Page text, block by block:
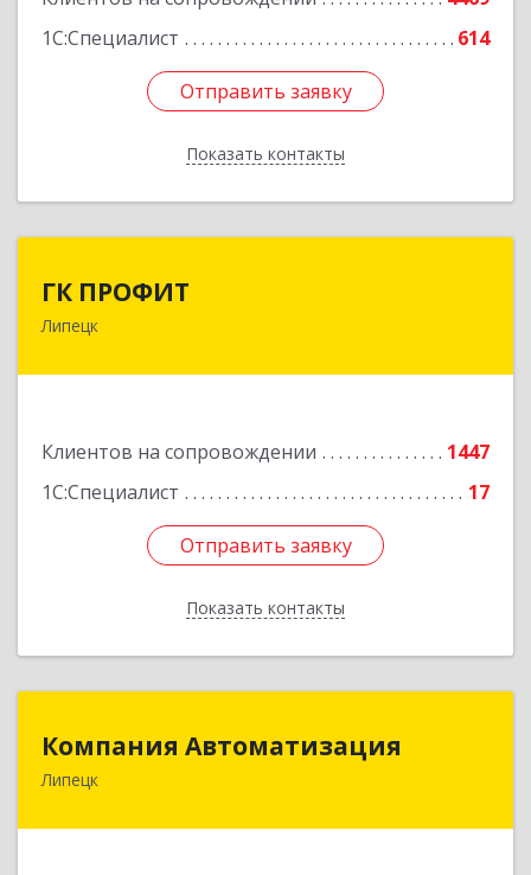
1С:Специалист
614
Отправить заявку
Показать контакты
Отправить заявку
Назад
ГК ПРОФИТ
Липецк
Клиентов на сопровождении
1447
1С:Специалист
17
Отправить заявку
Показать контакты
398001, Липецкая обл, Липецк г, Советская ул,
Отправить заявку
Назад
Компания Автоматизация
Липецк398001, Липецкая обл, Липецк г, Победы пл,